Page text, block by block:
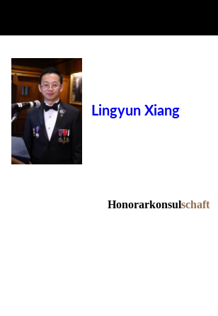
Lingyun Xiang
Honorarkonsulschaft